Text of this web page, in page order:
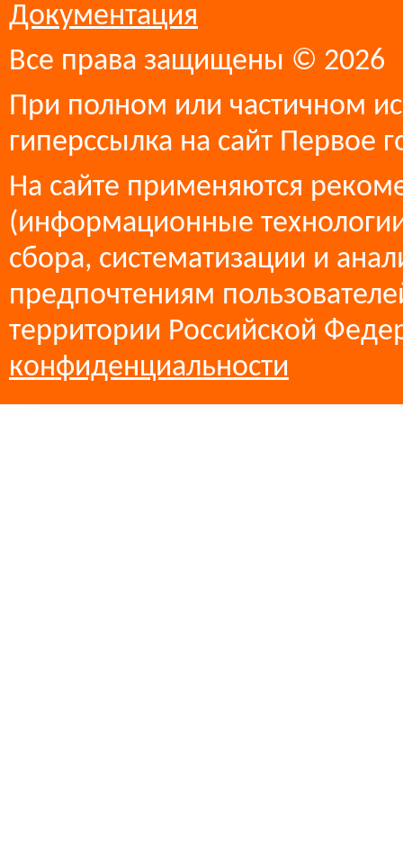
Документация
Все права защищены © 2026
При полном или частичном
гиперссылка на сайт Первое
На сайте применяются
(информационные
сбора, систематизации и
предпочтениям
территории Российской
конфиденциальности